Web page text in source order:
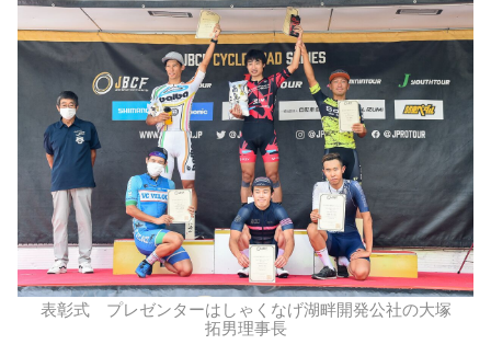
表彰式 プレゼンターはしゃくなげ湖畔開発公社の大塚
拓男理事長